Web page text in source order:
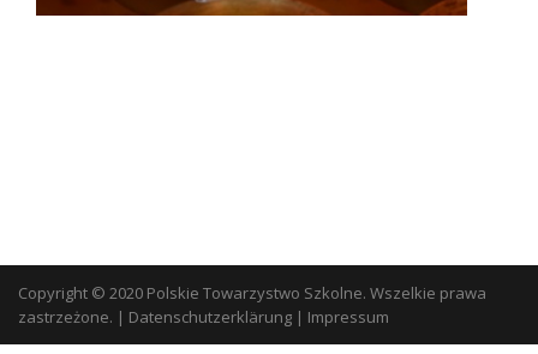
Copyright © 2020 Polskie Towarzystwo Szkolne. Wszelkie prawa
zastrzeżone. | Datenschutzerklärung | Impressum